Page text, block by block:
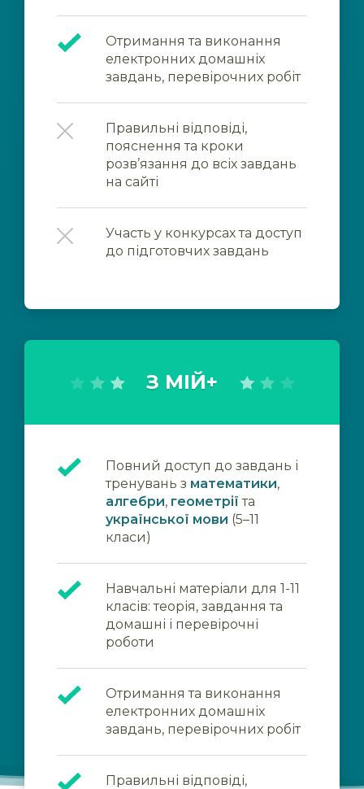
Отримання та виконання
електронних домашніх
завдань, перевірочних робіт
Правильні відповіді,
пояснення та кроки
розв’язання до всіх завдань
на сайті
Участь у конкурсах та доступ
до підготовчих завдань
З МІЙ+
Повний доступ до завдань і
тренувань з математики,
алгебри, геометрії та
української мови (5–11
класи)
Навчальні матеріали для 1-11
класів: теорія, завдання та
домашні і перевірочні
роботи
Отримання та виконання
електронних домашніх
завдань, перевірочних робіт
Правильні відповіді,